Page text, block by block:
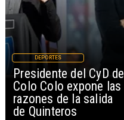
Presidente del CyD de
Colo Colo expone las
razones de la salida
de Quinteros
DEPORTES